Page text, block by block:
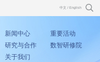
中文 / English
新闻中心
重要活动
研究与合作
数智研修院
关于我们